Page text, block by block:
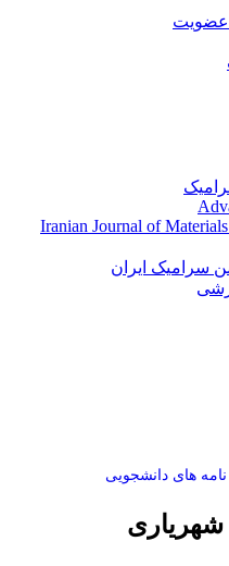
عضویت
Iranian Journal of
سرامیک ایران
های دانشجویی